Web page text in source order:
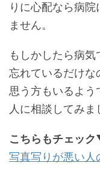
りに心配なら病
ません。
もしかしたら病
忘れているだけな
思う方もいるよう
人に相談してみま
こちらもチェッ
写真写りが悪い人